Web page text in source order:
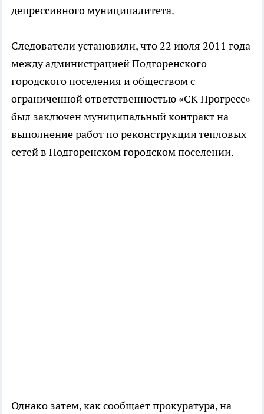
депрессивного муниципалитета.
Следователи установили, что 22 июля 2011 года
между администрацией Подгоренского
городского поселения и обществом с
ограниченной ответственностью «СК Прогресс»
был заключен муниципальный контракт на
выполнение работ по реконструкции тепловых
сетей в Подгоренском городском поселении.
Однако затем, как сообщает прокуратура, на